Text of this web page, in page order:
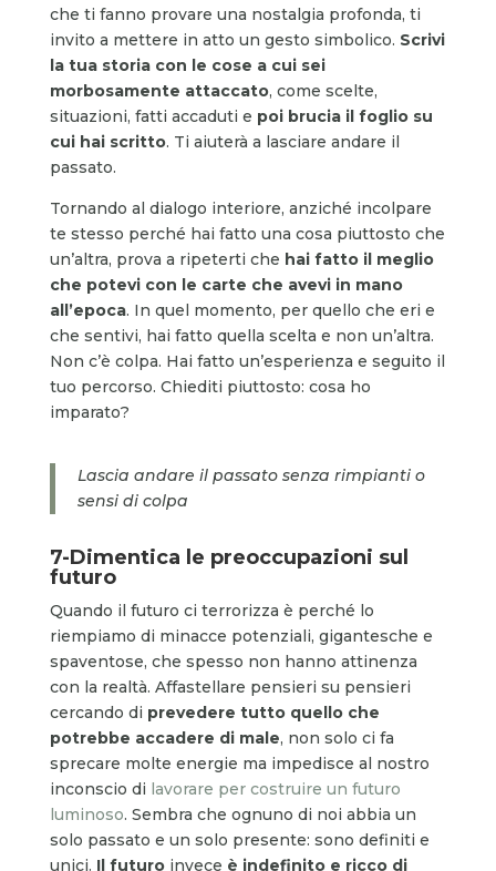
che ti fanno provare una nostalgia profonda, ti
invito a mettere in atto un gesto simbolico. Scrivi
la tua storia con le cose a cui sei
morbosamente attaccato, come scelte,
situazioni, fatti accaduti e poi brucia il foglio su
cui hai scritto. Ti aiuterà a lasciare andare il
passato.
Tornando al dialogo interiore, anziché incolpare
te stesso perché hai fatto una cosa piuttosto che
un’altra, prova a ripeterti che hai fatto il meglio
che potevi con le carte che avevi in mano
all’epoca. In quel momento, per quello che eri e
che sentivi, hai fatto quella scelta e non un’altra.
Non c’è colpa. Hai fatto un’esperienza e seguito il
tuo percorso. Chiediti piuttosto: cosa ho
imparato?
Lascia andare il passato senza rimpianti o
sensi di colpa
7-Dimentica le preoccupazioni sul
futuro
Quando il futuro ci terrorizza è perché lo
riempiamo di minacce potenziali, gigantesche e
spaventose, che spesso non hanno attinenza
con la realtà. Affastellare pensieri su pensieri
cercando di prevedere tutto quello che
potrebbe accadere di male, non solo ci fa
sprecare molte energie ma impedisce al nostro
inconscio di lavorare per costruire un futuro
luminoso. Sembra che ognuno di noi abbia un
solo passato e un solo presente: sono definiti e
unici. Il futuroinvece è indefinito e ricco di